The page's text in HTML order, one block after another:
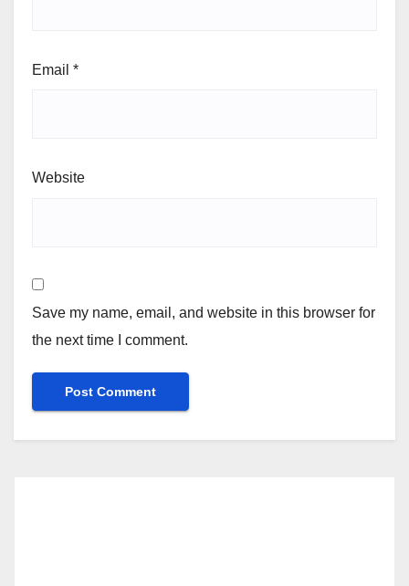
Email *
Website
Save my name, email, and website in this browser for
the next time I comment.